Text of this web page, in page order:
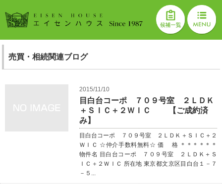
売買・相続関連ブログ
2015/11/10
目白台コーポ ７０９号室 ２ＬＤＫ
＋ＳＩＣ＋２ＷＩＣ 【ご成約済
み】
目白台コーポ ７０９号室 ２ＬＤＫ＋ＳＩＣ＋２
ＷＩＣ ☆仲介手数料無料☆ 価 格 ＊＊＊＊＊＊
物件名 目白台コーポ ７０９号室 ２ＬＤＫ＋Ｓ
ＩＣ＋２ＷＩＣ 所在地 東京都文京区目白台１－７
－５...